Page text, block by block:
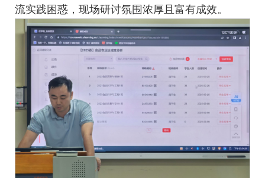
流实践困惑，现场研讨氛围浓厚且富有成效。